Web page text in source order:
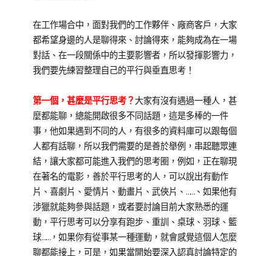
房】
在工作場合中，面對我們的工作夥伴、廠商客戶，大家
都希望身邊的人是聊得來、討論得來，能夠成為在一場
對話、在一段關係中的主要影響者，所以發揮影響力，
我們要先練習整理自己的平行與垂直思考！
第一個，甚麼是平行思考？大家有沒有遇過一種人，甚
麼都能聊，總能開啟很多不同話題，這是多棒的一件
事，他如果遇到不同的人，有很多的資料庫可以跟每個
人都有話聊，所以我們需要的是善於舉例，串起聽眾連
結，讓大家都可能進入我們的思考圈，例如，正在聊現
在著名的電影，善於平行思考的人，可以說出有動作
片、喜劇片、愛情片、動畫片、武俠片、……、如果他有
涉獵就能夠參與話題，或者要討論目前大家熟悉的運
動，平行思考可以分享有跑步、重訓、桌球、羽球、籃
球……，如果你有從事某一種運動，就會感覺這個人怎麼
聊都能接上，可是，如果當開始要深入認真討論特定的